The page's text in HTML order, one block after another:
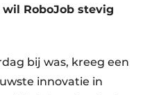
RoboJob stevig
bij was, kreeg een
innovatie in